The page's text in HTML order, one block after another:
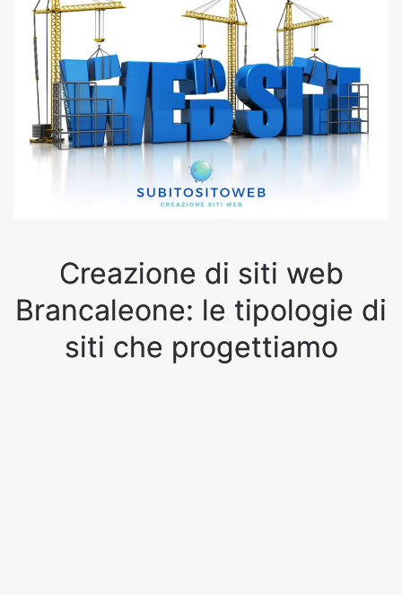
Creazione di siti web
Brancaleone: le tipologie di
siti che progettiamo